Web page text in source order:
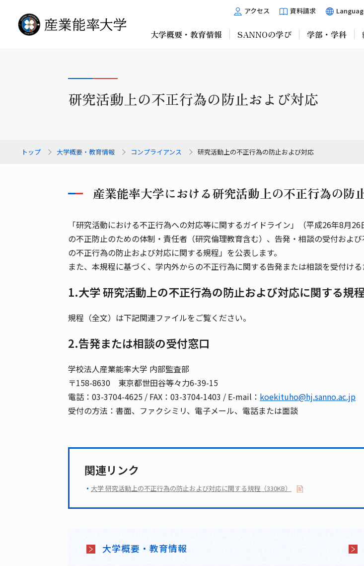
アクセス 資料請求
大学概要・教育情報 SANNOの学び 学部・学科
研究活動上の不正行為の防止および対応
トップ 大学概要・教育情報 コンプライアンス 研究活動上の不正行為の防止および対応
産業能率大学における研究活動上の不正行為の防
「研究活動における不正行為への対応等に関するガイドライン」（平成26年8月
の不正防止のための体制・責任者（研究倫理教育含む）、告発・相談の受付およ
の不正行為の防止および対応に関する規程」を公表します。
また、本規程に基づく、学内外からの不正行為に関する告発または相談を受付ける
1.大学 研究活動上の不正行為の防止および対応に関する規程
規程（全文）は下記関連ファイルをご覧ください。
2.告発または相談の受付窓口
学校法人産業能率大学 内部監査部
〒158-8630 東京都世田谷等々力6-39-15
電話： 03-3704-4625 / FAX：03-3704-1403 / E-mail： koekituho@hj.sanno.ac.jp
受付の方法：書面、ファクシミリ、電子メール、電話または面談
関連リンク
大学 研究活動上の不正行為の防止および対応に関する規程（330KB）
大学概要・教育情報